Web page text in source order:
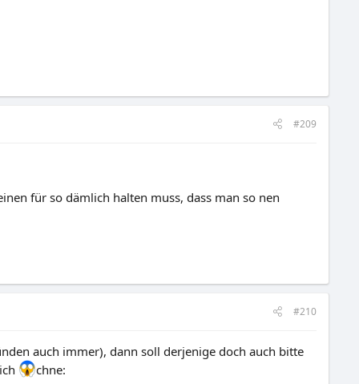
#209
für so dämlich halten muss, dass man so nen
#210
auch immer), dann soll derjenige doch auch bitte
chne: